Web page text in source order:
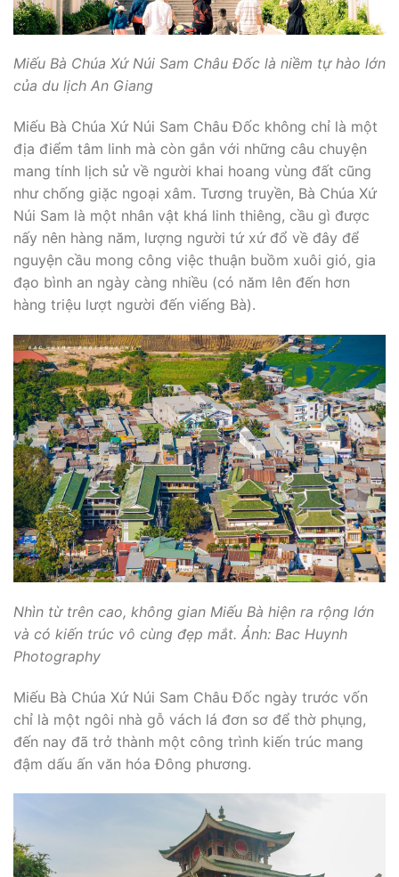
Miếu Bà Chúa Xứ Núi Sam Châu Đốc là niềm tự hào lớn
của du lịch An Giang
Miếu Bà Chúa Xứ Núi Sam Châu Đốc không chỉ là một
địa điểm tâm linh mà còn gắn với những câu chuyện
mang tính lịch sử về người khai hoang vùng đất cũng
như chống giặc ngoại xâm. Tương truyền, Bà Chúa Xứ
Núi Sam là một nhân vật khá linh thiêng, cầu gì được
nấy nên hàng năm, lượng người tứ xứ đổ về đây để
nguyện cầu mong công việc thuận buồm xuôi gió, gia
đạo bình an ngày càng nhiều (có năm lên đến hơn
hàng triệu lượt người đến viếng Bà).
Nhìn từ trên cao, không gian Miếu Bà hiện ra rộng lớn
và có kiến trúc vô cùng đẹp mắt. Ảnh: Bac Huynh
Photography
Miếu Bà Chúa Xứ Núi Sam Châu Đốc ngày trước vốn
chỉ là một ngôi nhà gỗ vách lá đơn sơ để thờ phụng,
đến nay đã trở thành một công trình kiến trúc mang
đậm dấu ấn văn hóa Đông phương.